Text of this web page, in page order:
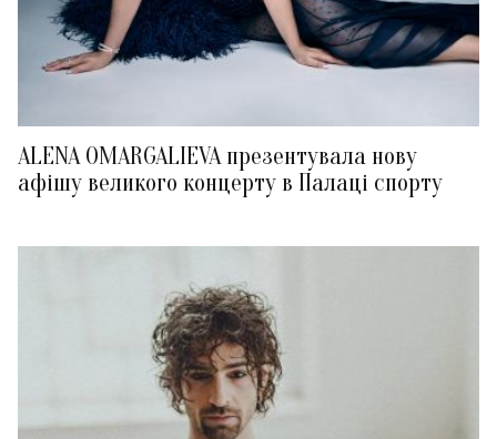
ALENA OMARGALIEVA презентувала нову
афішу великого концерту в Палаці спорту